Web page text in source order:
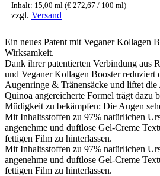
Inhalt: 15,00 ml (€ 272,67 / 100 ml)
zzgl. Versand
Ein neues Patent mit Veganer Kollagen
Wirksamkeit.
Dank ihrer patentierten Verbindung aus
und Veganer Kollagen Booster
Augenringe & Tränensäcke und liftet
Quinoa angereicherte Formel trägt dazu
Müdigkeit zu bekämpfen: Die Augen
Mit Inhaltsstoffen zu 97% natürlichen
angenehme und duftlose Gel-Creme
fettigen Film zu hinterlassen.
Mit Inhaltsstoffen zu 97% natürlichen
angenehme und duftlose Gel-Creme
fettigen Film zu hinterlassen.